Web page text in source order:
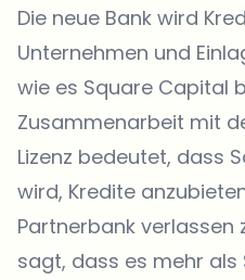
Die neue Bank wird
Unternehmen und
wie es Square Capital
Zusammenarbeit mit
Lizenz bedeutet, dass
wird, Kredite
Partnerbank verlassen
sagt, dass es mehr als